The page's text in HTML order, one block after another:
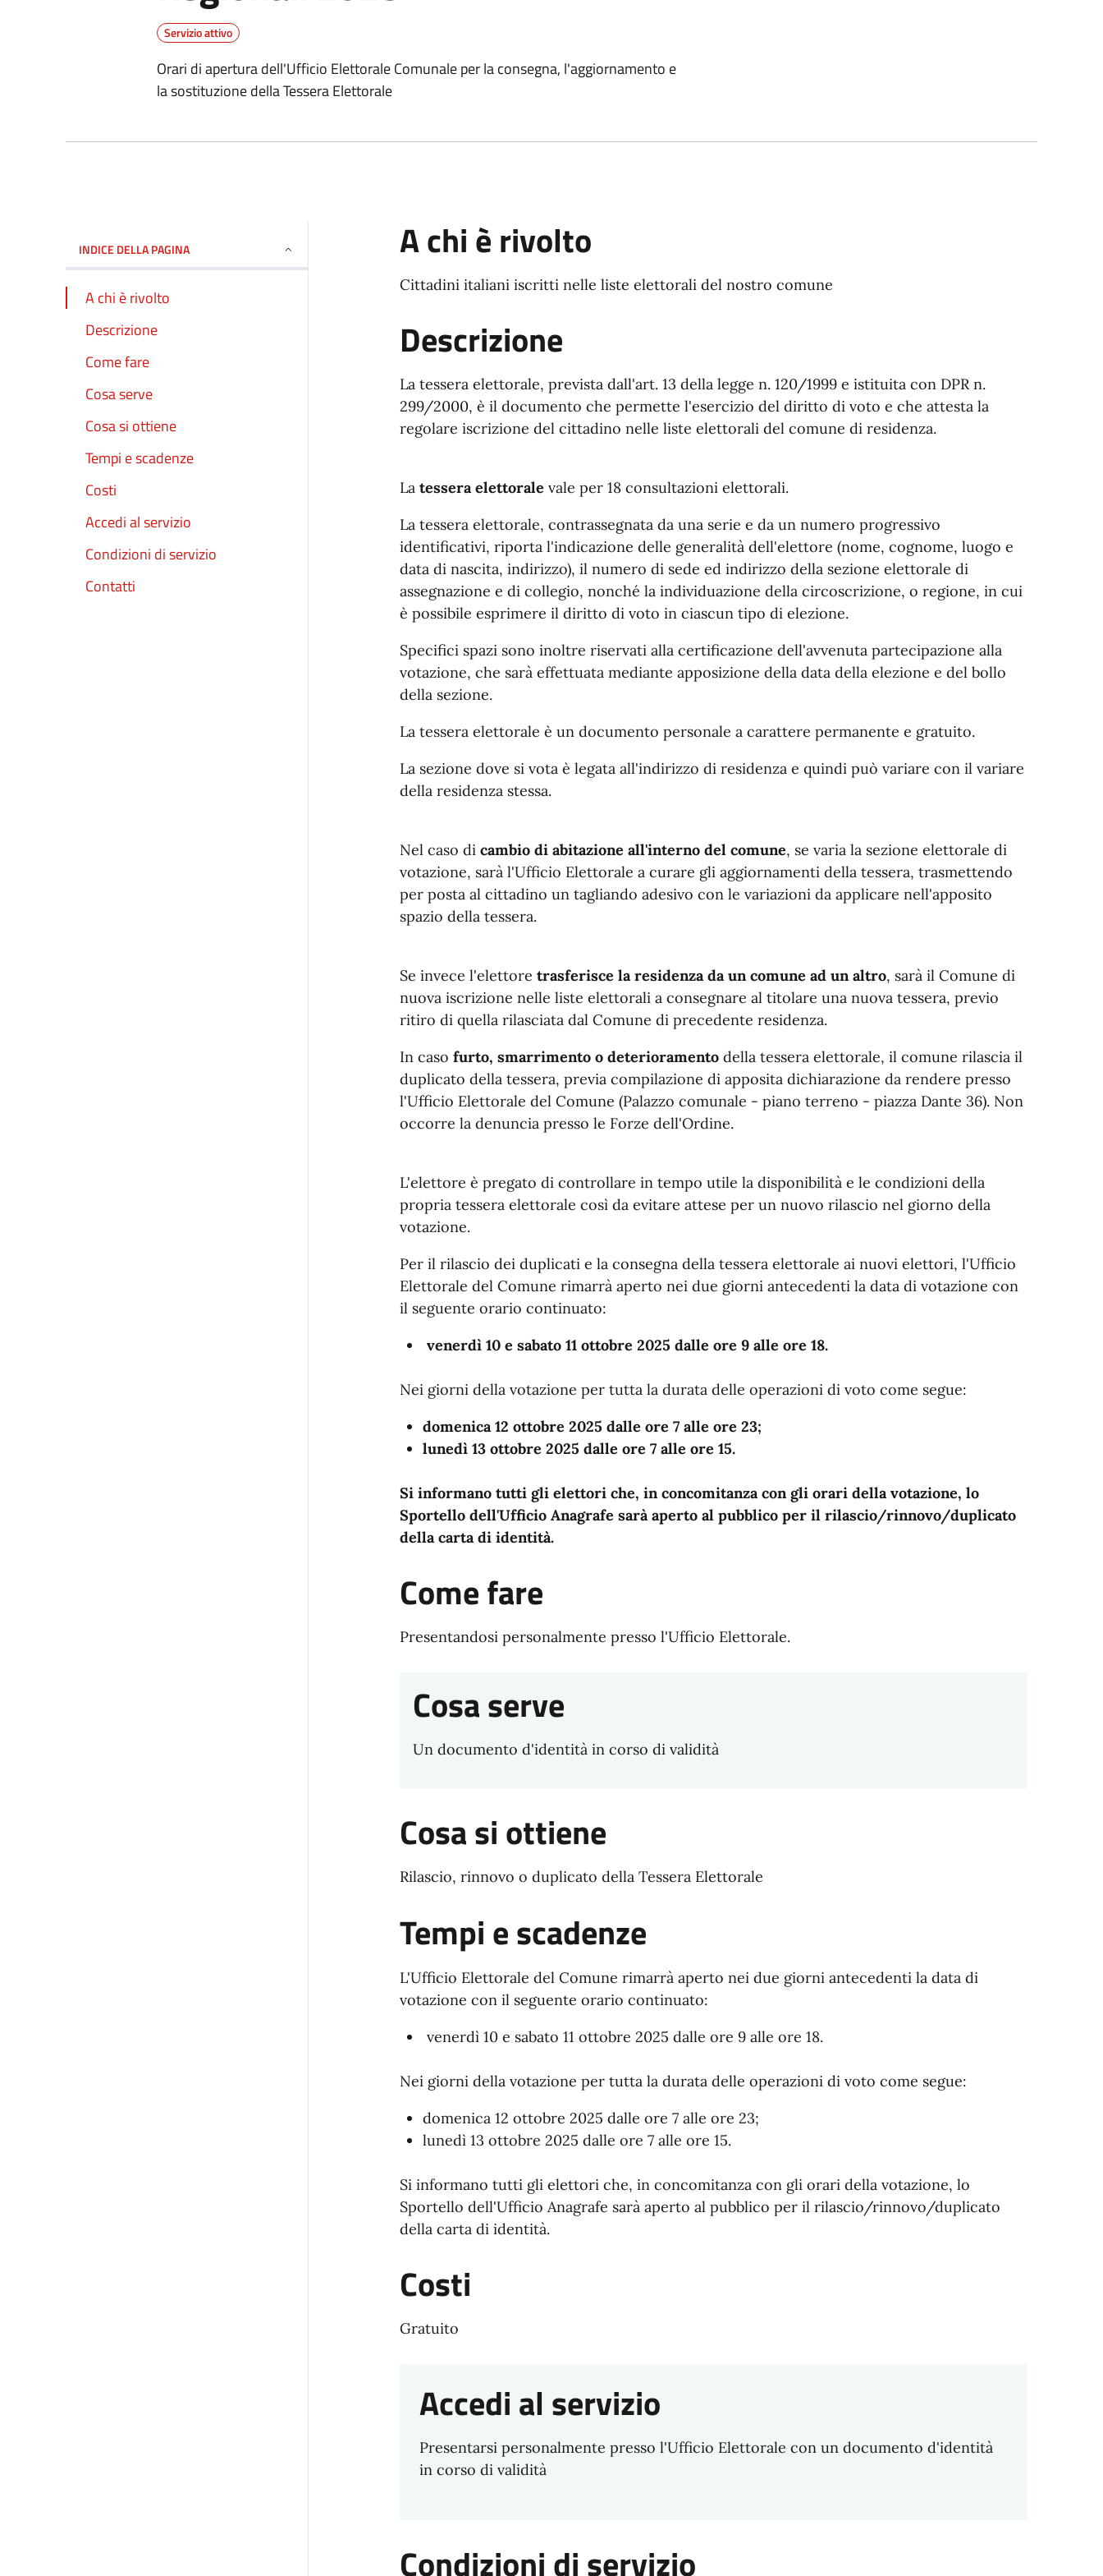
Servizio attivo
Orari di apertura dell'Ufficio Elettorale Comunale per la consegna, l'aggiornamento e
la sostituzione della Tessera Elettorale
INDICE DELLA PAGINA
A chi è rivolto
Descrizione
Come fare
Cosa serve
Cosa si ottiene
Tempi e scadenze
Costi
Accedi al servizio
Condizioni di servizio
Contatti
A chi è rivolto
Cittadini italiani iscritti nelle liste elettorali del nostro comune
Descrizione
La tessera elettorale, prevista dall'art. 13 della legge n. 120/1999 e istituita con DPR n.
299/2000, è il documento che permette l'esercizio del diritto di voto e che attesta la
regolare iscrizione del cittadino nelle liste elettorali del comune di residenza.
La tessera elettorale vale per 18 consultazioni elettorali.
La tessera elettorale, contrassegnata da una serie e da un numero progressivo
identificativi, riporta l'indicazione delle generalità dell'elettore (nome, cognome, luogo e
data di nascita, indirizzo), il numero di sede ed indirizzo della sezione elettorale di
assegnazione e di collegio, nonché la individuazione della circoscrizione, o regione, in cui
è possibile esprimere il diritto di voto in ciascun tipo di elezione.
Specifici spazi sono inoltre riservati alla certificazione dell'avvenuta partecipazione alla
votazione, che sarà effettuata mediante apposizione della data della elezione e del bollo
della sezione.
La tessera elettorale è un documento personale a carattere permanente e gratuito.
La sezione dove si vota è legata all'indirizzo di residenza e quindi può variare con il variare
della residenza stessa.
Nel caso dicambio di abitazione all'interno del comune, se varia la sezione elettorale di
votazione, sarà l'Ufficio Elettorale a curare gli aggiornamenti della tessera, trasmettendo
per posta al cittadino un tagliando adesivo con le variazioni da applicare nell'apposito
spazio della tessera.
Se invece l'elettore trasferisce la residenza da un comune ad un altro, sarà il Comune di
nuova iscrizione nelle liste elettorali a consegnare al titolare una nuova tessera, previo
ritiro di quella rilasciata dal Comune di precedente residenza.
In caso furto, smarrimento o deterioramento della tessera elettorale, il comune rilascia il
duplicato della tessera, previa compilazione di apposita dichiarazione da rendere presso
l'Ufficio Elettorale del Comune (Palazzo comunale - piano terreno - piazza Dante 36). Non
occorre la denuncia presso le Forze dell'Ordine.
L'elettore è pregato di controllare in tempo utile la disponibilità e le condizioni della
propria tessera elettorale così da evitare attese per un nuovo rilascio nel giorno della
votazione.
Per il rilascio dei duplicati e la consegna della tessera elettorale ai nuovi elettori, l'Ufficio
Elettorale del Comune rimarrà aperto nei due giorni antecedenti la data di votazione con
il seguente orario continuato:
venerdì 10 e sabato 11 ottobre 2025 dalle ore 9 alle ore 18.
Nei giorni della votazione per tutta la durata delle operazioni di voto come segue:
domenica 12 ottobre 2025 dalle ore 7 alle ore 23;
lunedì 13 ottobre 2025 dalle ore 7 alle ore 15.
Si informano tutti gli elettori che, in concomitanza con gli orari della votazione, lo
Sportello dell'Ufficio Anagrafe sarà aperto al pubblico per il rilascio/rinnovo/duplicato
della carta di identità.
Come fare
Presentandosi personalmente presso l'Ufficio Elettorale.
Cosa serve
Un documento d'identità in corso di validità
Cosa si ottiene
Rilascio, rinnovo o duplicato della Tessera Elettorale
Tempi e scadenze
L'Ufficio Elettorale del Comune rimarrà aperto nei due giorni antecedenti la data di
votazione con il seguente orario continuato:
venerdì 10 e sabato 11 ottobre 2025 dalle ore 9 alle ore 18.
Nei giorni della votazione per tutta la durata delle operazioni di voto come segue:
domenica 12 ottobre 2025 dalle ore 7 alle ore 23;
lunedì 13 ottobre 2025 dalle ore 7 alle ore 15.
Si informano tutti gli elettori che, in concomitanza con gli orari della votazione, lo
Sportello dell'Ufficio Anagrafe sarà aperto al pubblico per il rilascio/rinnovo/duplicato
della carta di identità.
Costi
Gratuito
Accedi al servizio
Presentarsi personalmente presso l'Ufficio Elettorale con un documento d'identità
in corso di validità
Condizioni di servizio